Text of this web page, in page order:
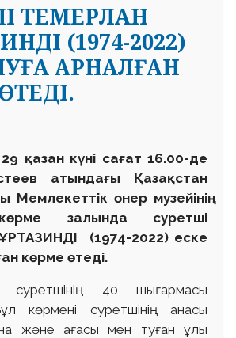
ТЕМЕРЛАН
(1974-2022)
АРНАЛҒАН
қазан күні сағат 16.00-де
атындағы Қазақстан
Мемлекеттік өнер музейінің
залында суретші
(1974-2022) еске
көрме өтеді.
суретшінің 40 шығармасы
көрмені суретшінің анасы
және ағасы мен туған ұлы